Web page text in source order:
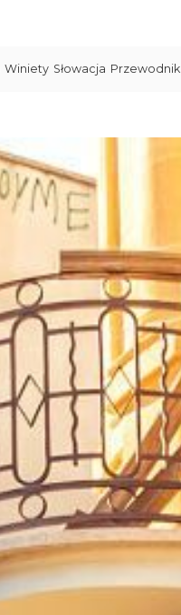
Winiety Słowacja Przewodnik